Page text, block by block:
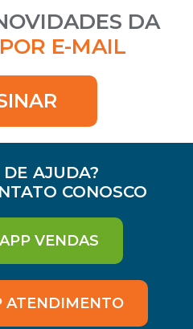
DA
POR E-MAIL
DE AJUDA?
CONOSCO
VENDAS
ATENDIMENTO